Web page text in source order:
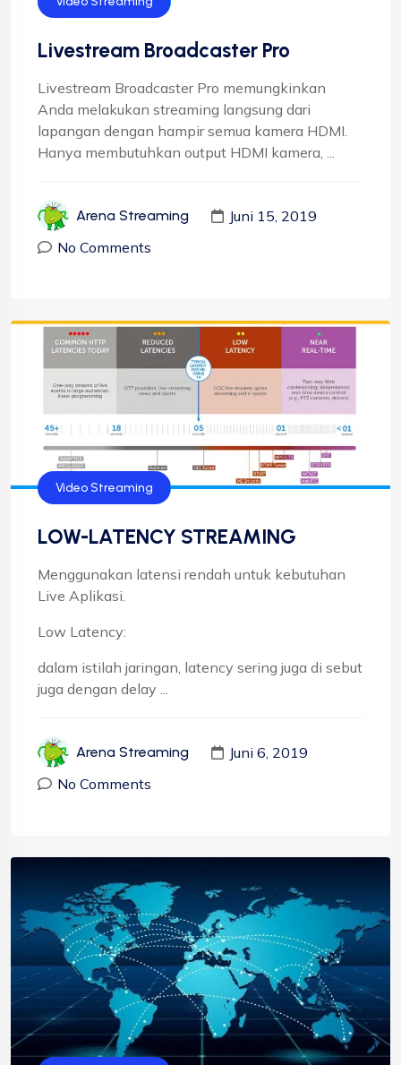
Livestream Broadcaster Pro
Livestream Broadcaster Pro memungkinkan
Anda melakukan streaming langsung dari
lapangan dengan hampir semua kamera HDMI.
Hanya membutuhkan output HDMI kamera, ...
Arena Streaming
Juni 15, 2019
No Comments
Video Streaming
LOW-LATENCY STREAMING
Menggunakan latensi rendah untuk kebutuhan
Live Aplikasi.
Low Latency:
dalam istilah jaringan, latency sering juga di sebut
juga dengan delay ...
Arena Streaming
Juni 6, 2019
No Comments